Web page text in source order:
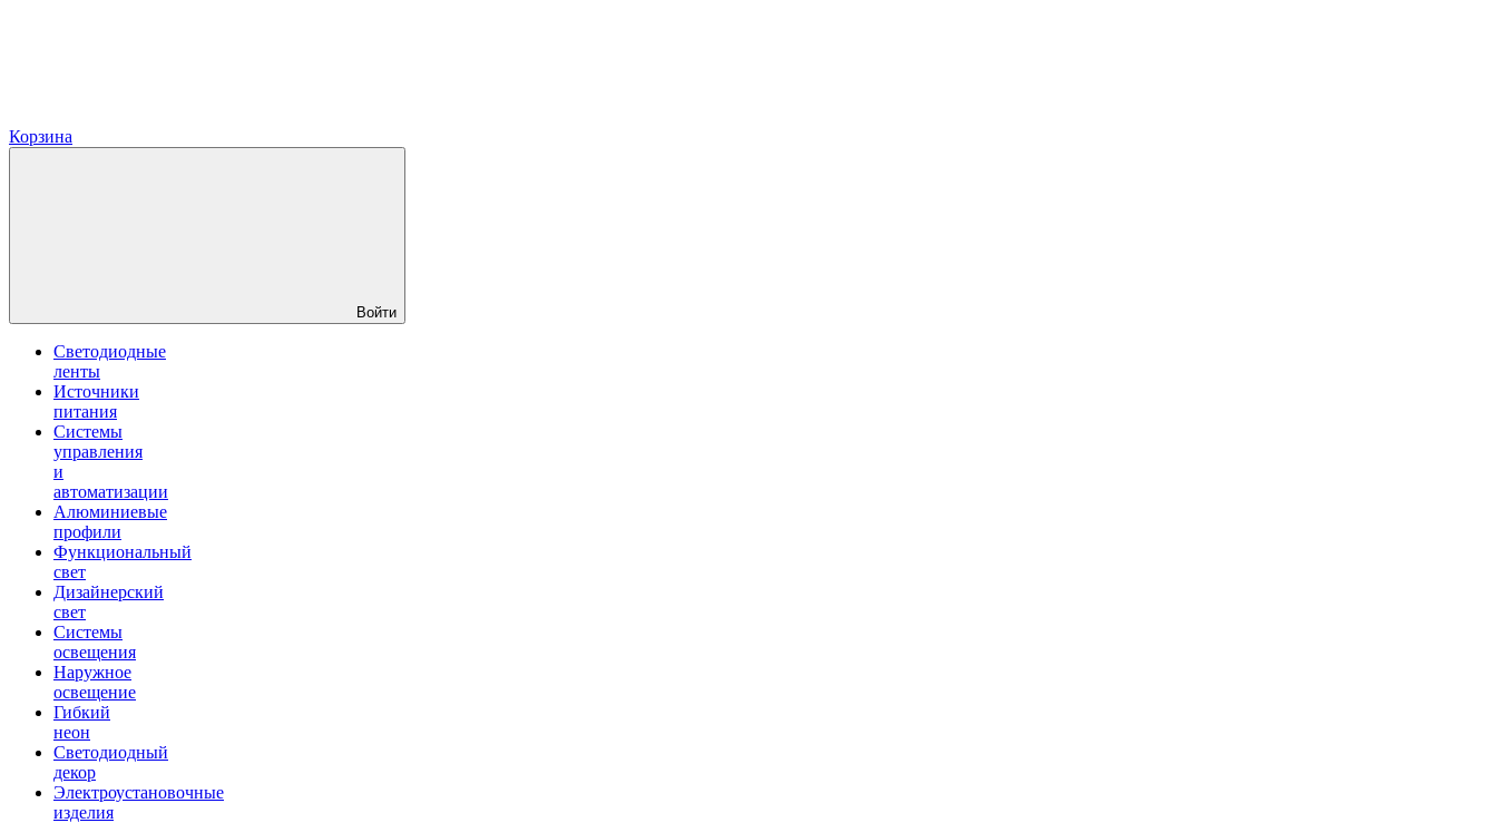
Корзина
Войти
Светодиодные
ленты
Источники
питания
Системы
управления
и
автоматизации
Алюминиевые
профили
Функциональный
свет
Дизайнерский
свет
Системы
освещения
Наружное
освещение
Гибкий
неон
Светодиодный
декор
Электроустановочные
изделия